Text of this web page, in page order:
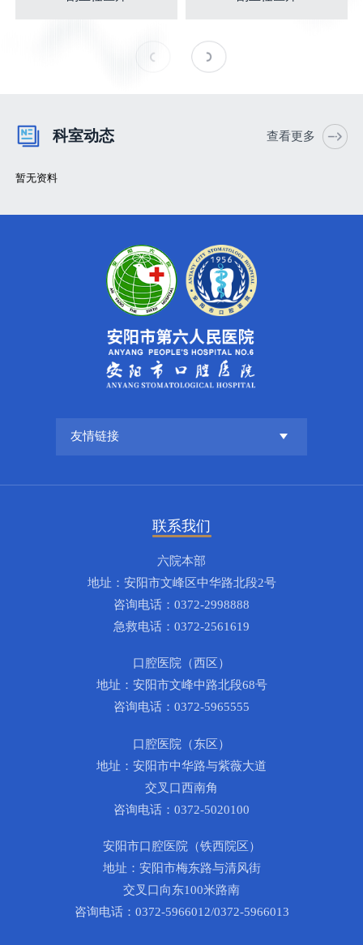
科室动态 查看更多
暂无资料
联系我们
六院本部
地址：安阳市文峰区中华路北段2号
咨询电话：0372-2998888
急救电话：0372-2561619
口腔医院（西区）
地址：安阳市文峰中路北段68号
咨询电话：0372-5965555
口腔医院（东区）
地址：安阳市中华路与紫薇大道
交叉口西南角
咨询电话：0372-5020100
安阳市口腔医院（铁西院区）
地址：安阳市梅东路与清风街
交叉口向东100米路南
咨询电话：0372-5966012/0372-5966013